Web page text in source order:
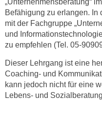
„Unternehmensberatung“
Befähigung zu erlangen.
mit der Fachgruppe
und
zu empfehlen (Tel. 05-
Dieser Lehrgang ist eine
Coaching- und
kann jedoch nicht für eine
Lebens- und